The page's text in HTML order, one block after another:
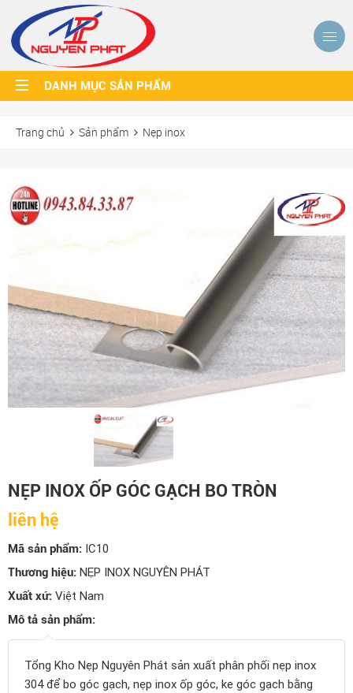
DANH MỤC SẢN PHẨM
Trang chủ Sản phẩm Nẹp inox
NẸP INOX ỐP GÓC GẠCH BO TRÒN
liên hệ
Mã sản phẩm: IC10
Thương hiệu: NẸP INOX NGUYÊN PHÁT
Xuất xứ: Việt Nam
Mô tả sản phẩm:
Tổng Kho Nẹp Nguyên Phát sản xuất phân phối nẹp inox
304 để bo góc gạch, nẹp inox ốp góc, ke góc gạch bằng